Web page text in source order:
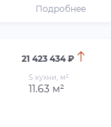
Подробнее
21 423 434 ₽
S кухни, м²
11.63 м²